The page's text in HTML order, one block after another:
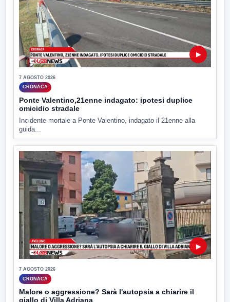
▶
7 AGOSTO 2026
CRONACA
Ponte Valentino,21enne indagato: ipotesi duplice
omicidio stradale
Incidente mortale a Ponte Valentino, indagato il 21enne alla
guida...
▶
7 AGOSTO 2026
CRONACA
Malore o aggressione? Sarà l'autopsia a chiarire il
giallo di Villa Adriana